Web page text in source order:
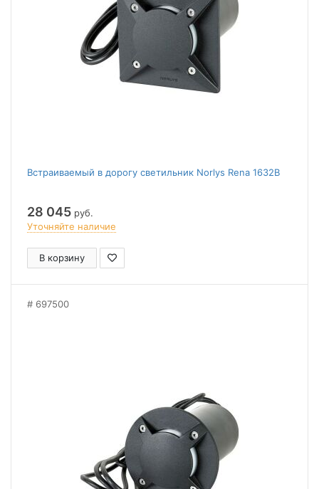
Встраиваемый в дорогу светильник Norlys Rena 1632B
28 045 руб.
Уточняйте наличие
В корзину
697500